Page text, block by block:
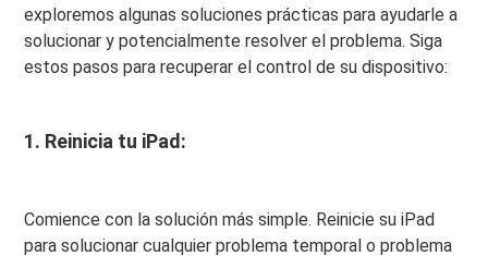
exploremos algunas soluciones prácticas para ayudarle a
solucionar y potencialmente resolver el problema. Siga
estos pasos para recuperar el control de su dispositivo:
1. Reinicia tu iPad:
Comience con la solución más simple. Reinicie su iPad
para solucionar cualquier problema temporal o problema